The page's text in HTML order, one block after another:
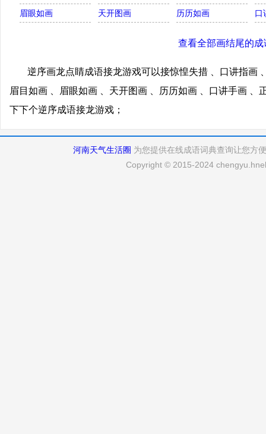
眉眼如画
天开图画 历历如画 口
查看全部画结尾的成
逆序画龙点睛成语接龙游戏可以接惊惶失措 、口讲指画
眉目如画 、眉眼如画 、天开图画 、历历如画 、口讲手画 、
下下个逆序成语接龙游戏；
河南天气生活圈 为您提供在线成语词典查询让您方
Copyright © 2015-2024